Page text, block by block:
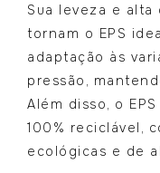
Sua leveza e alta
tornam o EPS
adaptação às
pressão,
Além disso, o
100% reciclável,
ecológicas e de